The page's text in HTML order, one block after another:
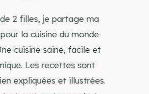
2 filles, je partage ma
la cuisine du monde
cuisine saine, facile et
Les recettes sont
expliquées et illustrées.